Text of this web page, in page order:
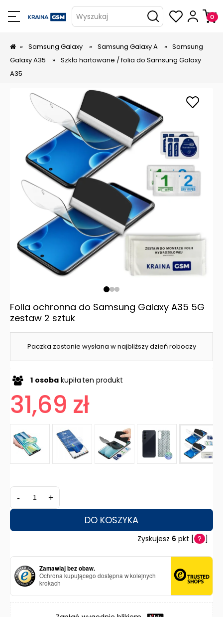
Wyszukaj
» Samsung Galaxy » Samsung Galaxy A » Samsung
Galaxy A35
» Szkło hartowane / folia do Samsung Galaxy
A35
Paczka zostanie wysłana w najbliższy dzień roboczy
Folia ochronna do Samsung Galaxy A35 5G
zestaw 2 sztuk
1 osoba kupiła ten produkt
31,69 zł
- +
DO KOSZYKA
Zyskujesz 6 pkt [ ? ]
Zamawiaj bez obaw.
Ochrona kupującego dostępna w kolejnych
krokach